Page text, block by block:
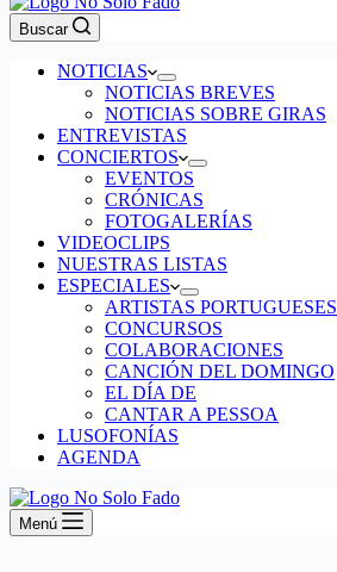
Buscar
NOTICIAS
NOTICIAS BREVES
NOTICIAS SOBRE GIRAS
ENTREVISTAS
CONCIERTOS
EVENTOS
CRÓNICAS
FOTOGALERÍAS
VIDEOCLIPS
NUESTRAS LISTAS
ESPECIALES
ARTISTAS PORTUGUESES
CONCURSOS
COLABORACIONES
CANCIÓN DEL DOMINGO
EL DÍA DE
CANTAR A PESSOA
LUSOFONÍAS
AGENDA
Menú